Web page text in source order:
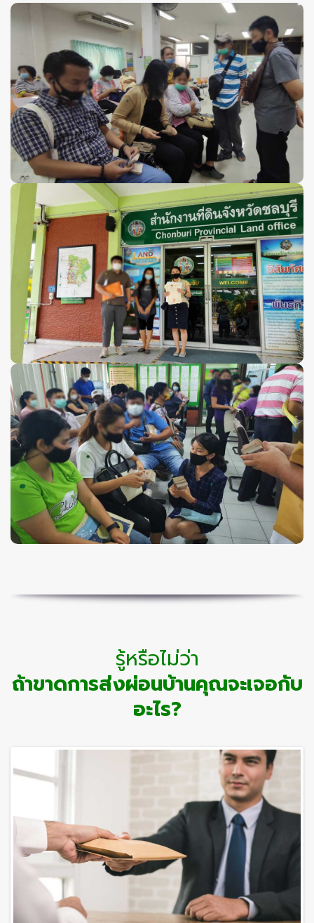
เปลี่ยนบ้านให้เป็นเงินสด
บ้านรกร้าง ไม่มีคนดูแล
เสียทั้งดอกเบี้ย
และโอกาส
หมุนบ้านเป็นเงินสด
เป็นทางออกที่ดีอีกวิธี
อนุมัติไว โอนไว
ตัดภาระเรื่องดอกเบี้ย
และทำการตลาดขายเองที่ยาวนาน
จนรอไม่ไหว
ซื้อไว โอนไว รับเงินสดไว
ให้กระแสเงินสด หนุนธุรกิจของ
คุณให้เติบโต
เปลี่ยนบ้านเป็นกระแสเงินสด
หมุนธุรกิจให้เติบโต
รู้หรือไม่ว่า
ถ้าขาดการส่งผ่อนบ้านคุณจะเจอกับ
อะไร?